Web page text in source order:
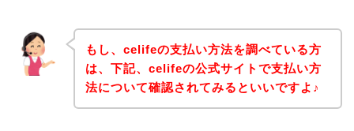
もし、celifeの支払い方法を調べている方
は、下記、celifeの公式サイトで支払い方
法について確認されてみるといいですよ♪